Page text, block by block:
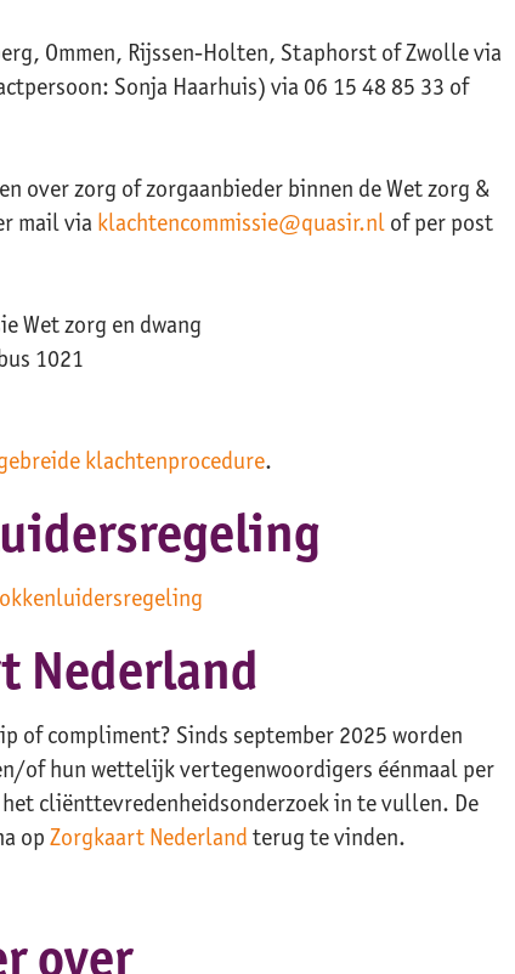
Ommen, Rijssen-Holten, Staphorst of Zwolle via
Sonja Haarhuis) via 06 15 48 85 33 of
over zorg of zorgaanbieder binnen de Wet zorg &
mail via klachtencommissie@quasir.nl of per post
Wet zorg en dwang
1021
klachtenprocedure.
Nederland
of compliment? Sinds september 2025 worden
of hun wettelijk vertegenwoordigers éénmaal per
cliënttevredenheidsonderzoek in te vullen. De
op Zorgkaart Nederland terug te vinden.
over